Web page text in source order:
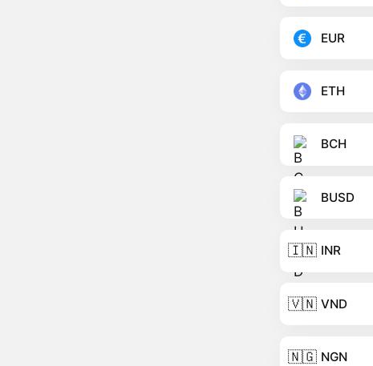
EUR
ETH
BCH
BUSD
🇮🇳 INR
🇻🇳 VND
🇳🇬 NGN